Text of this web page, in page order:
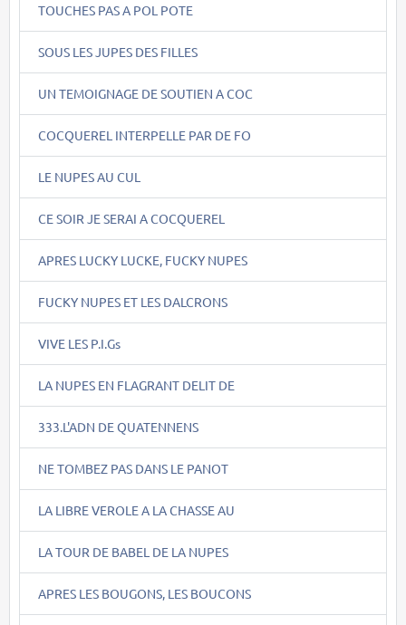
TOUCHES PAS A POL POTE
SOUS LES JUPES DES FILLES
UN TEMOIGNAGE DE SOUTIEN A COC
COCQUEREL INTERPELLE PAR DE FO
LE NUPES AU CUL
CE SOIR JE SERAI A COCQUEREL
APRES LUCKY LUCKE, FUCKY NUPES
FUCKY NUPES ET LES DALCRONS
VIVE LES P.I.Gs
LA NUPES EN FLAGRANT DELIT DE
333.L'ADN DE QUATENNENS
NE TOMBEZ PAS DANS LE PANOT
LA LIBRE VEROLE A LA CHASSE AU
LA TOUR DE BABEL DE LA NUPES
APRES LES BOUGONS, LES BOUCONS